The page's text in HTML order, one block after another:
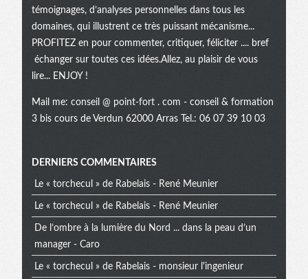
témoignages, d’analyses personnelles dans tous les
domaines, qui illustrent ce très puissant mécanisme...
PROFITEZ en pour commenter, critiquer, féliciter .... bref
échanger sur toutes ces idées.Allez, au plaisir de vous
lire... ENJOY !
Mail me: conseil @ point-fort . com - conseil & formation
3 bis cours de Verdun 62000 Arras Tel.: 06 07 39 10 03
Menu
extra
DERNIERS COMMENTAIRES
Le « torchecul » de Rabelais - René Meunier
Le « torchecul » de Rabelais - René Meunier
De l’ombre à la lumière du Nord ... dans la peau d’un
manager - Caro
Le « torchecul » de Rabelais - monsieur l'ingenieur